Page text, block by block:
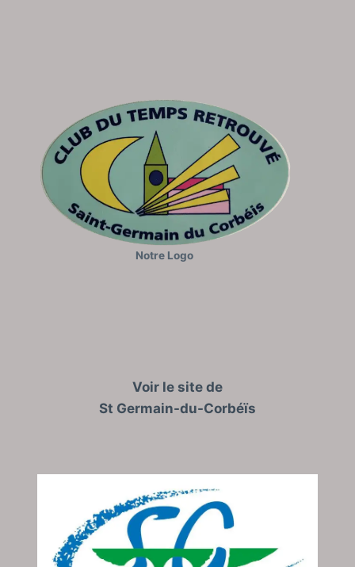
Notre Logo
Voir le site de
St Germain-du-Corbéïs